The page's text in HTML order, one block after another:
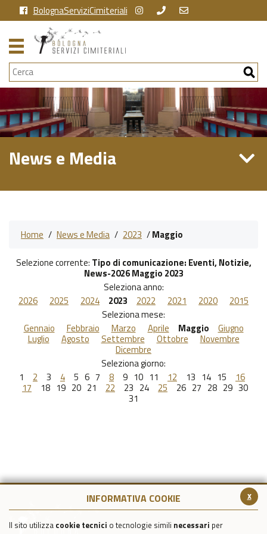
x
INFORMATIVA COOKIE
Il sito utilizza cookie tecnici o tecnologie simili necessari per
BolognaServiziCimiteriali
Cerca
News e Media
Home / News e Media / 2023 /Maggio
Selezione corrente: Tipo di comunicazione: Eventi, Notizie,
News-2026 Maggio 2023
Seleziona anno:
2026
2025 2024 2023 2022 2021 2020
2015
Seleziona mese:
Gennaio
Febbraio Marzo Aprile Maggio Giugno
Luglio Agosto Settembre Ottobre Novembre
Dicembre
Seleziona giorno:
1
2 3 4 5 6 7 8 9 10 11 12 13 14 15 16
17 18 19 20 21 22 23 24 25 26 27 28 29 30
31